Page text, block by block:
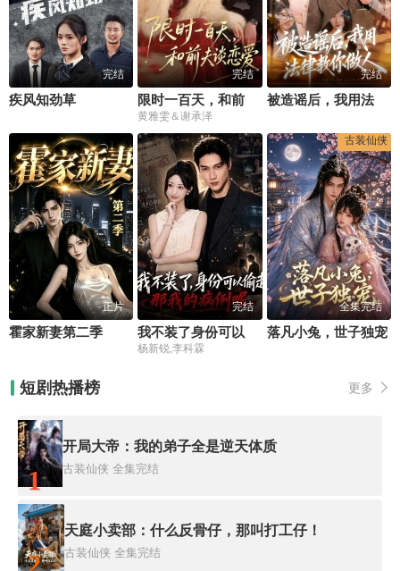
完结
疾风知劲草
完结
黄雅雯＆谢承泽
完结
被造谣后，我用法律教你做人
正片
霍家新妻第二季
完结
杨新锐,李科霖
古装仙侠
全集完结
落凡小兔，世子独宠
短剧热播榜 更多
1
开局大帝：我的弟子全是逆天体质
古装仙侠 全集完结
2
天庭小卖部：什么反骨仔，那叫打工仔！
古装仙侠 全集完结